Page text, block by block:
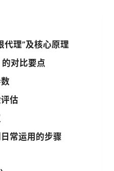
代理”及核心原理
对比要点
估
常运用的步骤